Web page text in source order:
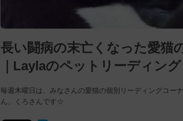
長い闘病の末亡くなった愛猫
｜Laylaのペットリーディング
毎週木曜日は、みなさんの愛猫の個別リーディングコー
ん、くろさんです☆